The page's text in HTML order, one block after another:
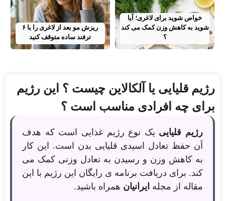
خواص شوید برای لاغری؛ آیا
شوید به کاهش وزن کمک می‌ کند
؟
ریزش مو بعد از لاغری را با ۶
ترفند ساده متوقف کنید
رژیم قلیایی یا آلکالاین چیست ؟ این رژیم
برای چه افرادی مناسب است ؟
رژیم قلیایی یک نوع رژیم غذایی است که هدف
آن حفظ تعادل اسیدی قلیایی بدن است. این کار
به کاهش وزن و رسیدن به تعادل وزنی کمک می
کند. برای دریافت برنامه ی رایگان این رژیم با این
مقاله از مجله ایرانیان همراه باشید.